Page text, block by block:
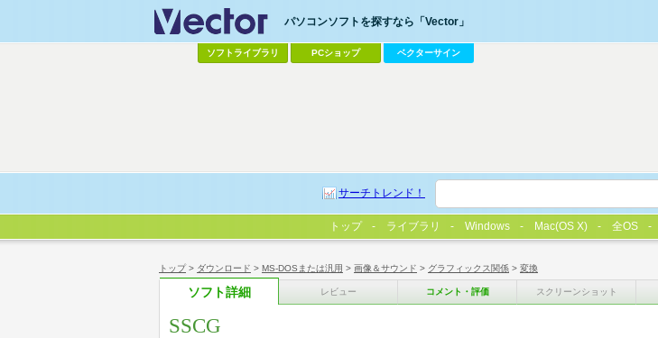
トップ> ダウンロード > MS-DOSまたは汎用 > 画像＆サウンド > グラフィックス関係 > 変換
ソフト詳細 レビュー コメント・評価 スクリーンショット
SSCG
パソコンソフトを探すなら「Vector」
ソフトライブラリ PCショップ ベクターサイン
サーチトレンド！
トップ ライブラリ Windows Mac(OS X) 全OS